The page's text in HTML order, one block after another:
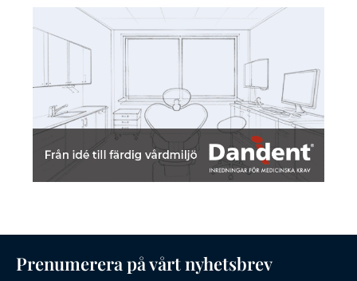
Prenumerera på vårt nyhetsbrev